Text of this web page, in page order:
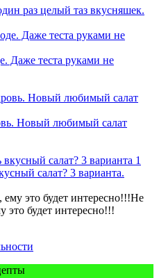
раз целый таз вкусняшек.
Даже теста руками не
Новый любимый салат
салат? 3 варианта.
ему это будет интересно!!!Не
это будет интересно!!!